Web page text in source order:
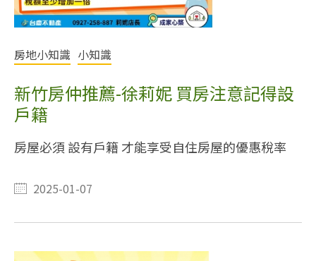
房地小知識 小知識
新竹房仲推薦-徐莉妮 買房注意記得設
戶籍
房屋必須 設有戶籍 才能享受自住房屋的優惠稅率
2025-01-07